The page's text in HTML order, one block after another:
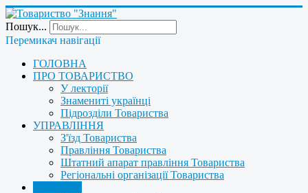
Пошук...
Перемикач навігації
ГОЛОВНА
ПРО ТОВАРИСТВО
У лекторії
Знамениті українці
Підрозділи Товариства
УПРАВЛІННЯ
З'їзд Товариства
Правління Товариства
Штатний апарат правління Товариства
Регіональні організації Товариства